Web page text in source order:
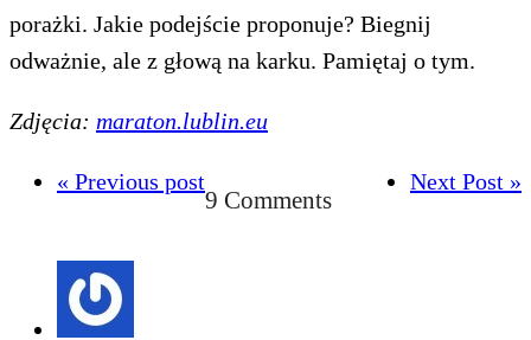
porażki. Jakie podejście proponuje? Biegnij
odważnie, ale z głową na karku. Pamiętaj o tym.
Zdjęcia: maraton.lublin.eu
« Previous post Next Post »
9 Comments